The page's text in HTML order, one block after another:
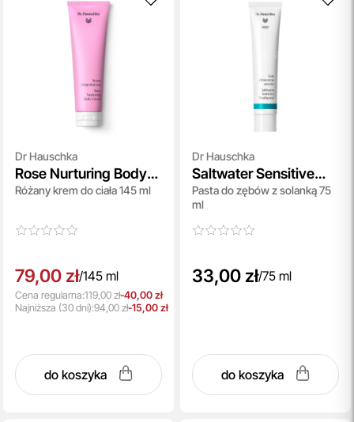
przeczytaj więcej
Porady Kosmetologów
Nowa jakość pielęgnacji z Topestetic! Skorzystaj z
indywidualnej konsultacji
kosmetologicznej, która
pomoże Ci dobrać idealne produkty do potrzeb Twojej
skóry. Zaufaj naszym specjalistom i zadbaj o swoją cerę jak
nigdy dotąd!
Aktualizacja Regulaminów
Zmiany obowiązują od 27.04.2026.
Korzystanie ze Sklepu Internetowego lub Konta po tym
terminie oznacza akceptację wprowadzonych zmian.
przeczytaj więcej
Dr Hauschka
Rose Nurturing Body
Cream Limited Edition
Różany krem do ciała 145 ml
79,00 zł/145 ml
Cena regularna:119,00 zł-40,00 zł
Najniższa (30 dni):94,00 zł-15,00 zł
do koszyka
Dr Hauschka
Saltwater Sensitive
Toothpaste
Pasta do zębów z solanką 75
ml
33,00 zł/75 ml
do koszyka